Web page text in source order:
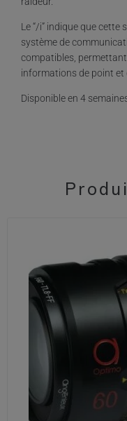
Le “/i” indique que cette
système de
compatibles, permettant
informations de point et
Disponible en 4